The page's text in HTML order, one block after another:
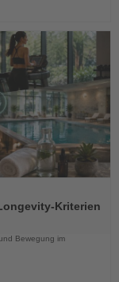
Kriterien
Bewegung im